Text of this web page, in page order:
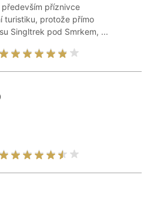
především příznivce
turistiku, protože přímo
Singltrek pod Smrkem, ...